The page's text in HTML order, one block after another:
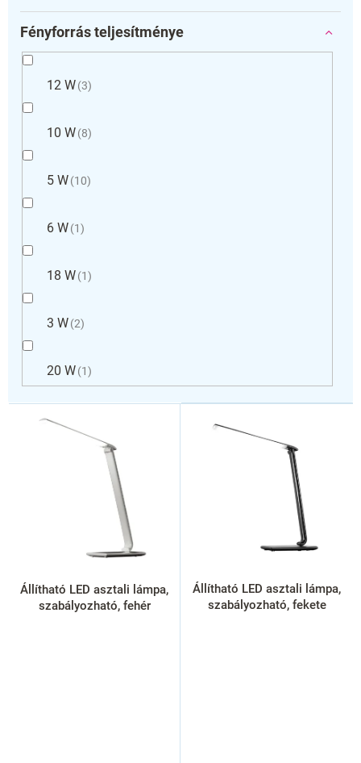
Fényforrás teljesítménye
12 W 3
10 W 8
5 W 10
6 W 1
18 W 1
3 W 2
20 W 1
T
Állítható LED asztali lámpa,
szabályozható, fehér
Állítható LED asztali lámpa,
szabályozható, fekete